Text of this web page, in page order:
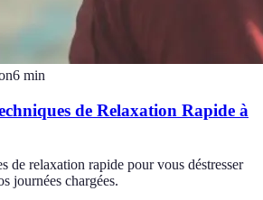
6 min
de Relaxation Rapide à
de relaxation rapide pour vous déstresser
journées chargées.